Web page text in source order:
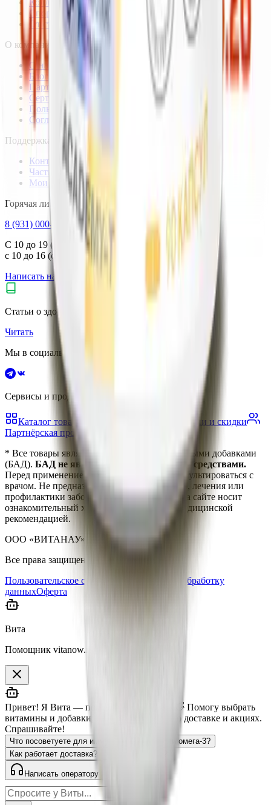
Спортпитание
От стресса
О компании
О нас
Блог
Партнёрам
Сертификаты качества
Пользовательское соглашение
Согласие на обработку данных
Поддержка
Контакты
Частые вопросы
Мои заказы
Горячая линия
8 (931) 000-29-97
С 10 до 19 (пн.–пт.),
с 10 до 16 (сб.–вс.) по Москве
Написать нам
Статьи о здоровье и витаминах
Читать
Мы в социальных сетях
Сервисы и продукты vitanow
Каталог товаров
Акции и скидки
Партнёрская программа
* Все товары являются биологически активными добавками
(БАД). БАД не являются лекарственными средствами.
Перед применением рекомендуется проконсультироваться с
врачом. Не предназначены для диагностики, лечения или
профилактики заболеваний. Информация на сайте носит
ознакомительный характер и не является медицинской
рекомендацией.
ООО «ВИТАНАУ», 2023–2026
Все права защищены.
Пользовательское соглашение
Согласие на обработку
данныхОферта
Вита
Помощник vitanow.ru
Привет! Я Вита — помощник vitanow.ru 👋 Помогу выбрать
витамины и добавки, отвечу на вопросы о доставке и акциях.
Спрашивайте!
Что посоветуете для иммунитета?
Есть ли омега-3?
Как работает доставка?
Написать оператору